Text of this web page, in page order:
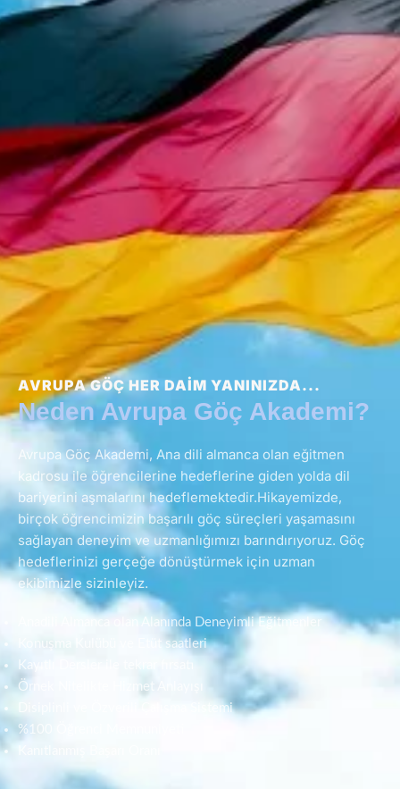
AVRUPA GÖÇ HER DAIM YANINIZDA...
Neden Avrupa Göç Akademi?
Avrupa Göç Akademi, Ana dili almanca olan eğitmen
kadrosu ile öğrencilerine hedeflerine giden yolda dil
bariyerini aşmalarını hedeflemektedir.Hikayemizde,
birçok öğrencimizin başarılı göç süreçleri yaşamasını
sağlayan deneyim ve uzmanlığımızı barındırıyoruz. Göç
hedeflerinizi gerçeğe dönüştürmek için uzman
ekibimizle sizinleyiz.
Anadili Almanca olan Alanında Deneyimli Eğitmenler
Konuşma Kulübü ve Etüt saatleri
Kayıtlı Dersler ile tekrar fırsatı
Örnek Nitelikte Hizmet Anlayışı
Disiplinli ve Özverili Çalışma Sistemi
%100 Öğrenci Memnuniyeti
BIZ KIMIZ?